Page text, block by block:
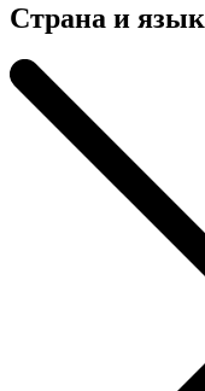
Страна и язык